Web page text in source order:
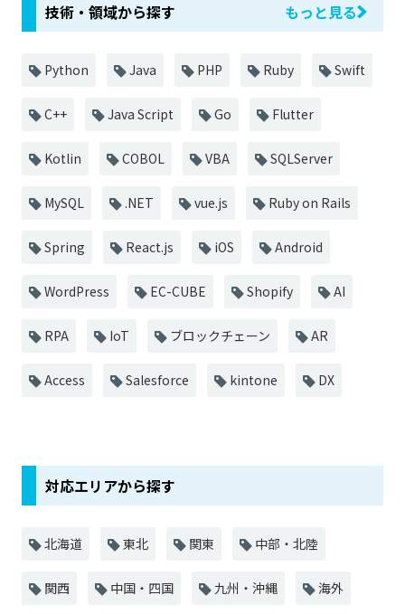
技術・領域から探す もっと見る
Python Java PHP Ruby Swift
C++ Java Script Go Flutter
Kotlin COBOL VBA SQLServer
MySQL .NET vue.js Ruby on Rails
Spring React.js iOS Android
WordPress EC-CUBE Shopify AI
RPA IoT ブロックチェーン AR
Access Salesforce kintone DX
対応エリアから探す
北海道 東北 関東 中部・北陸
関西 中国・四国 九州・沖縄 海外